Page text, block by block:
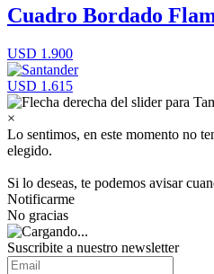
Cuadro Bordado
USD 1.900
USD 1.615
×
Lo sentimos, en este momento no
elegido.
Si lo deseas, te podemos avisar
Notificarme
No gracias
Suscribite a nuestro newsletter